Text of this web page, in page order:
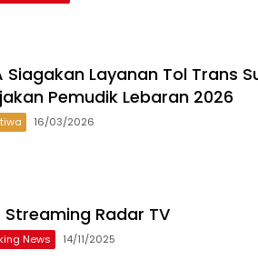
Siagakan Layanan Tol Trans
Pemudik Lebaran 2026
16/03/2026
Streaming Radar TV
News 14/11/2025